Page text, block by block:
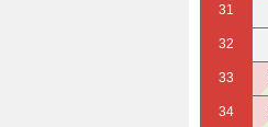
31
32
33
34